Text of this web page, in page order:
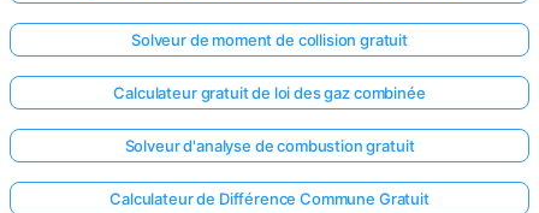
Solveur de moment de collision gratuit
Calculateur gratuit de loi des gaz combinée
Solveur d'analyse de combustion gratuit
Calculateur de Différence Commune Gratuit